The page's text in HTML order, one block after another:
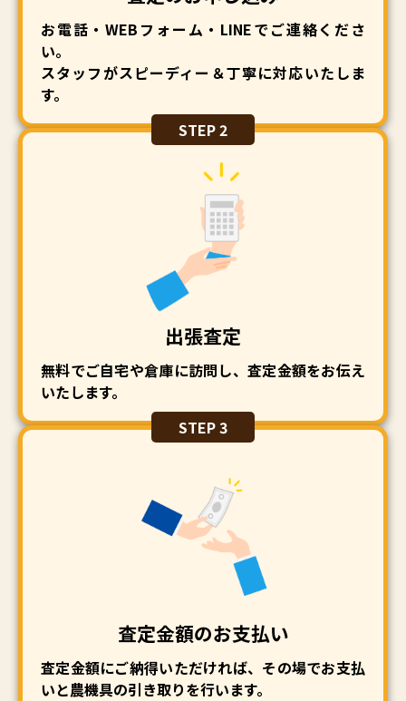
お電話・WEBフォーム・LINEでご連絡くださ
い。
スタッフがスピーディー＆丁寧に対応いたしま
す。
STEP 2
出張査定
無料でご自宅や倉庫に訪問し、査定金額をお伝え
いたします。
STEP 3
査定金額のお支払い
査定金額にご納得いただければ、その場でお支払
いと農機具の引き取りを行います。